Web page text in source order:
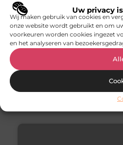
Uw privacy
Wij maken gebruik van cookies en
onze website wordt gebruikt en om
voorkeuren worden cookies ingezet
en het analyseren van
Redenen voor een
Niet alleen voor
er een breed scala aan
tiny houses. Wie voor een
koestert meestal het
Woning en Tuin